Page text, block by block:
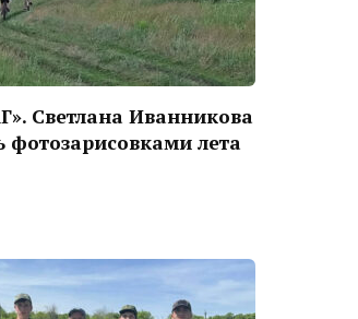
Светлана Иванникова
фотозарисовками лета